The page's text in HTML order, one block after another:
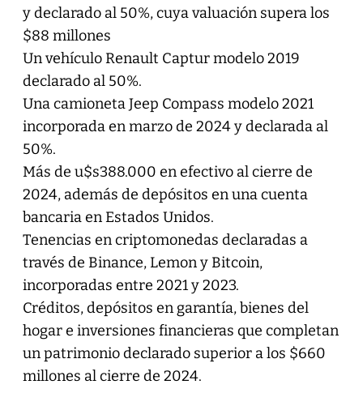
y declarado al 50%, cuya valuación supera los
$88 millones
Un vehículo Renault Captur modelo 2019
declarado al 50%.
Una camioneta Jeep Compass modelo 2021
incorporada en marzo de 2024 y declarada al
50%.
Más de u$s388.000 en efectivo al cierre de
2024, además de depósitos en una cuenta
bancaria en Estados Unidos.
Tenencias en criptomonedas declaradas a
través de Binance, Lemon y Bitcoin,
incorporadas entre 2021 y 2023.
Créditos, depósitos en garantía, bienes del
hogar e inversiones financieras que completan
un patrimonio declarado superior a los $660
millones al cierre de 2024.